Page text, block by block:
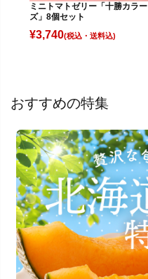
ミニトマトゼリー「十勝カラー
ズ」8個セット
¥3,740(税込)
おすすめの特集